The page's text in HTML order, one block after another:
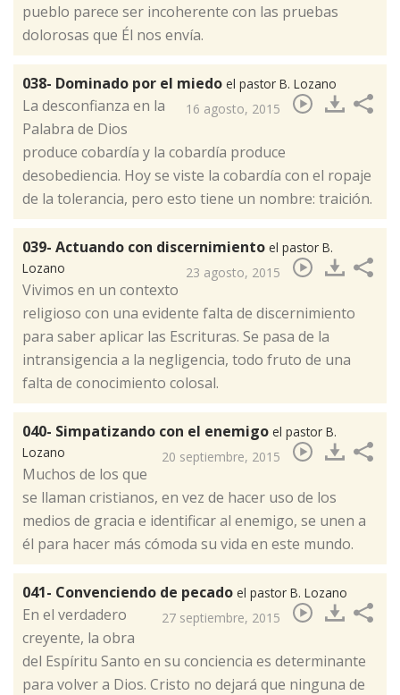
pueblo parece ser incoherente con las pruebas
dolorosas que Él nos envía.
038- Dominado por el miedo el pastor B. Lozano
16 agosto, 2015
​La desconfianza en la
Palabra de Dios
produce cobardía y la cobardía produce
desobediencia. Hoy se viste la cobardía con el ropaje
de la tolerancia, pero esto tiene un nombre: traición.
039- Actuando con discernimiento el pastor B.
Lozano
23 agosto, 2015
​Vivimos en un contexto
religioso con una evidente falta de discernimiento
para saber aplicar las Escrituras. Se pasa de la
intransigencia a la negligencia, todo fruto de una
falta de conocimiento colosal.
040- Simpatizando con el enemigo el pastor B.
Lozano
20 septiembre, 2015
​Muchos de los que
se llaman cristianos, en vez de hacer uso de los
medios de gracia e identificar al enemigo, se unen a
él para hacer más cómoda su vida en este mundo.
041- Convenciendo de pecado el pastor B. Lozano
27 septiembre, 2015
​En el verdadero
creyente, la obra
del Espíritu Santo en su conciencia es determinante
para volver a Dios. Cristo no dejará que ninguna de